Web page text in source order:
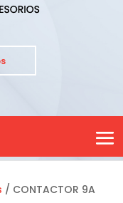
/ CONTACTOR 9A